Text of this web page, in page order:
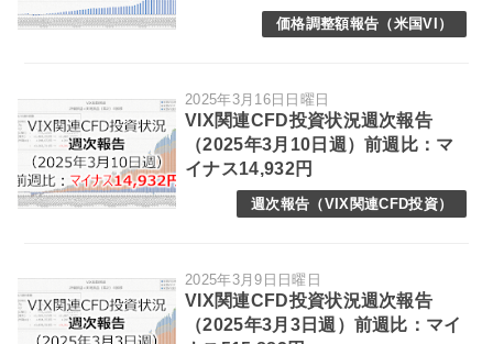
価格調整額報告（米国VI）
2025年3月16日日曜日
VIX関連CFD投資状況週次報告
（2025年3月10日週）前週比：マ
イナス14,932円
週次報告（VIX関連CFD投資）
2025年3月9日日曜日
VIX関連CFD投資状況週次報告
（2025年3月3日週）前週比：マイ